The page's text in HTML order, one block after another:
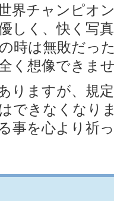
界チャンピオ
しく、快く写
時は無敗だっ
く想像できま
りますが、規
できなくなり
事を心より祈